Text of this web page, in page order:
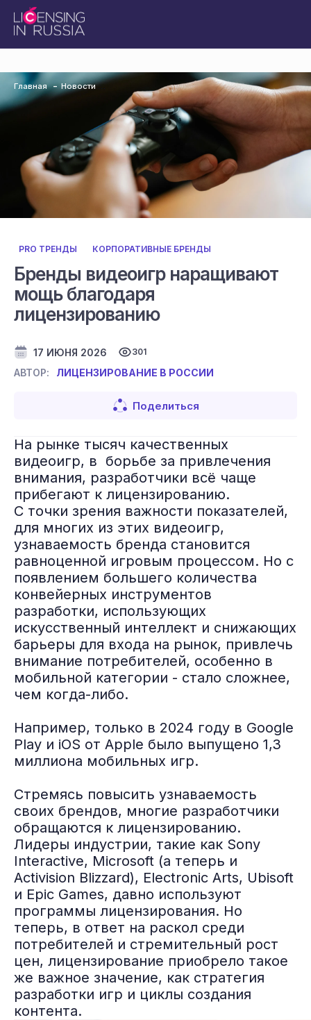
Главная Новости
PRO ТРЕНДЫ КОРПОРАТИВНЫЕ БРЕНДЫ
Бренды видеоигр наращивают
мощь благодаря
лицензированию
17 ИЮНЯ 2026 301
АВТОР: ЛИЦЕНЗИРОВАНИЕ В РОССИИ
Поделиться
На рынке тысяч качественных
видеоигр, в борьбе за привлечения
внимания, разработчики всё чаще
прибегают к лицензированию.
С точки зрения важности показателей,
для многих из этих видеоигр,
узнаваемость бренда становится
равноценной игровым процессом. Но с
появлением большего количества
конвейерных инструментов
разработки, использующих
искусственный интеллект и снижающих
барьеры для входа на рынок, привлечь
внимание потребителей, особенно в
мобильной категории - стало сложнее,
чем когда-либо.
Например, только в 2024 году в Google
Play и iOS от Apple было выпущено 1,3
миллиона мобильных игр.
Стремясь повысить узнаваемость
своих брендов, многие разработчики
обращаются к лицензированию.
Лидеры индустрии, такие как Sony
Interactive, Microsoft (а теперь и
Activision Blizzard), Electronic Arts, Ubisoft
и Epic Games, давно используют
программы лицензирования. Но
теперь, в ответ на раскол среди
потребителей и стремительный рост
цен, лицензирование приобрело такое
же важное значение, как стратегия
разработки игр и циклы создания
контента.